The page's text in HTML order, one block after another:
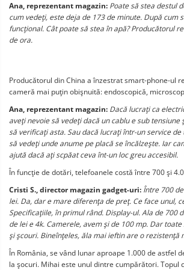
Ana, reprezentant magazin: Poate să stea destul
cum vedeţi, este deja de 173 de minute. După cum
funcţional. Cât poate să stea în apă? Producătorul
de ora.
Producătorul din China a înzestrat smart-phone-ul
cameră mai puţin obişnuită: endoscopică,
Ana, reprezentant magazin: Dacă lucraţi ca
aveţi nevoie să vedeţi dacă un cablu e sub tensiune
să verificaţi asta. Sau dacă lucraţi într-un service
să vedeţi unde anume pe placă se încălzeşte. Iar
ajută dacă aţi scpăat ceva înt-un loc greu accesibil.
În funcţie de dotări, telefoanele costă între 700 şi
Cristi S., director magazin gadget-uri: Între 700
lei. Da, dar e mare diferenţa de preţ. Ce face unul,
Specificaţiile, în primul rând. Display-ul. Ala de 700
de lei e 4k. Camerele, avem şi de 100 mp. Dar
şi şcouri. Bineînţeles, ăla mai ieftin are o rezistenţă
În România, se vând lunar aproape 1.000 de astfel
la şocuri. Mihai este unul dintre cumpărători. Topul